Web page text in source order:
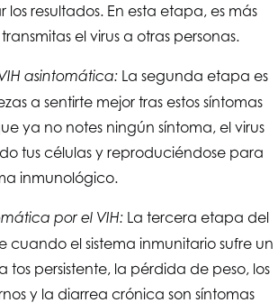
resultados. En esta etapa, es más
el virus a otras personas.
asintomática: La segunda etapa es
a sentirte mejor tras estos síntomas
ya no notes ningún síntoma, el virus
tus células y reproduciéndose para
inmunológico.
por el VIH: La tercera etapa del
cuando el sistema inmunitario sufre un
tos persistente, la pérdida de peso, los
y la diarrea crónica son síntomas